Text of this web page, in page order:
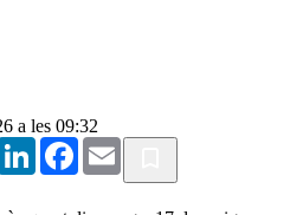
a les 09:32
LinkedInFacebook
Email